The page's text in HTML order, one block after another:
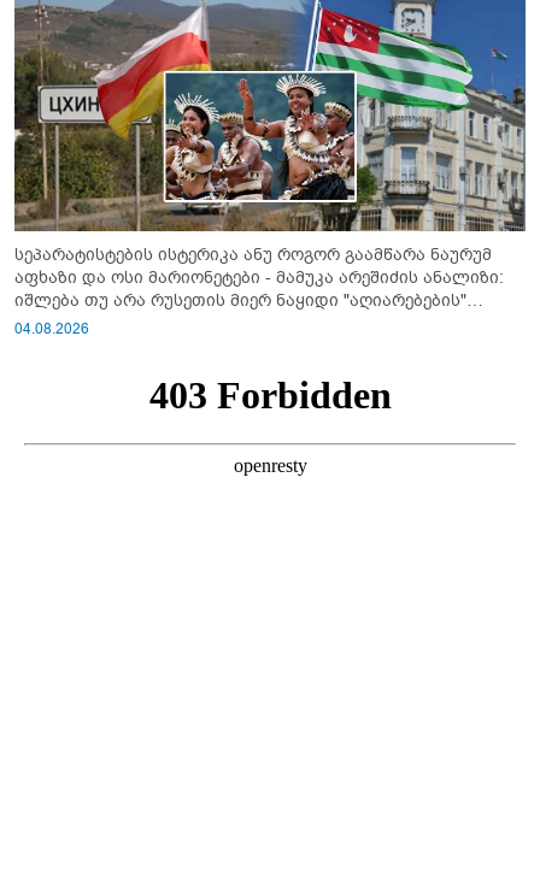
სეპარატისტების ისტერიკა ანუ როგორ გაამწარა ნაურუმ
აფხაზი და ოსი მარიონეტები - მამუკა არეშიძის ანალიზი:
იშლება თუ არა რუსეთის მიერ ნაყიდი "აღიარებების"
სისტემა?!
04.08.2026